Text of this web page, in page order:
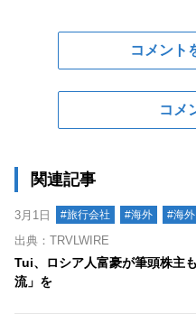
コメント
コメ
関連記事
3月1日 #旅行会社 #海外 #海
出典：TRVLWIRE
Tui、ロシア人富豪が筆頭株主
流」を